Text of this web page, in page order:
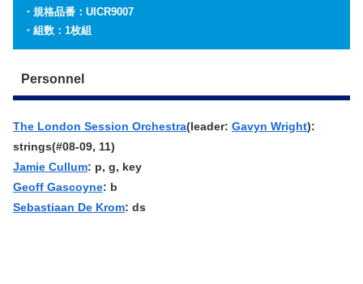
・規格品番：UICR9007
・組数：1枚組
Personnel
The London Session Orchestra(leader: Gavyn Wright):
strings(#08-09, 11)
Jamie Cullum: p, g, key
Geoff Gascoyne: b
Sebastiaan De Krom: ds